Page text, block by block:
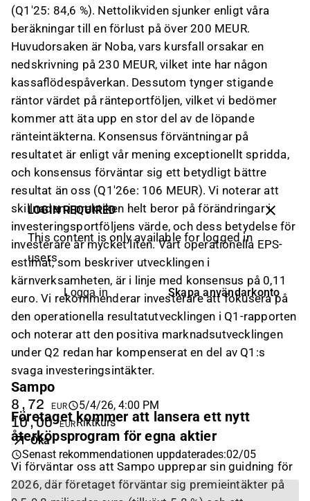
(Q1'25: 84,6 %). Nettolikviden sjunker enligt våra
beräkningar till en förlust på över 200 MEUR.
Huvudorsaken är Noba, vars kursfall orsakar en
nedskrivning på 230 MEUR, vilket inte har någon
kassaflödespåverkan. Dessutom tynger stigande
räntor värdet på ränteportföljen, vilket vi bedömer
kommer att äta upp en stor del av de löpande
ränteintäkterna. Konsensus förväntningar på
resultatet är enligt vår mening exceptionellt spridda,
och konsensus förväntar sig ett betydligt bättre
resultat än oss (Q1'26e: 106 MEUR). Vi noterar att
skillnaden i praktiken helt beror på förändringar i
investeringsportföljens värde, och dess betydelse för
investerare är mycket liten. Vårt operationella EPS-
estimat, som beskriver utvecklingen i
kärnverksamheten, är i linje med konsensus på 0,11
euro. Vi rekommenderar investerare att fokusera på
den operationella resultatutvecklingen i Q1-rapporten
och noterar att den positiva marknadsutvecklingen
under Q2 redan har kompenserat en del av Q1:s
svaga investeringsintäkter.
Företaget kommer att lansera ett nytt
återköpsprogram för egna aktier
Vi förväntar oss att Sampo upprepar sin guidning för
2026, där företaget förväntar sig premieintäkter på
LOGIN REQUIRED
This content is only available for logged in
users
Logga in Skapa användarkonto
Sampo
8,72 EUR 5/4/26, 4:00 PM
10,00 EURRiktkurs
Öka
Senast rekommendationen uppdaterades:02/05